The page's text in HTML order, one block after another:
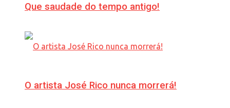
Que saudade do tempo antigo!
O artista José Rico nunca morrerá!